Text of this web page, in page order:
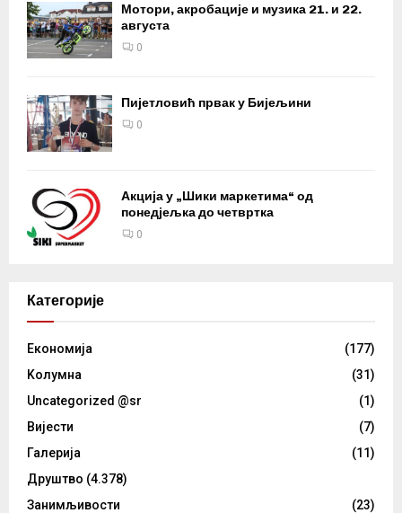
Мотори, акробације и музика 21. и 22.
августа
0
Пијетловић првак у Бијељини
0
Акција у „Шики маркетима“ од
понедјељка до четвртка
0
Категорије
Eкономија
(177)
Kолумнa
(31)
Uncategorized @sr
(1)
Вијести
(7)
Галерија
(11)
Друштво (4.378)
Занимљивости
(23)